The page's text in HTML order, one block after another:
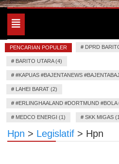
Toggle
navigation
PENCARIAN POPULER # DPRD
# BARITO UTARA (4)
# #KAPUAS #BAJENTANEWS
# LAHEI BARAT (2)
# #ERLINGHAALAND #DORTMUND
# MEDCO ENERGI (1) # SKK MIGAS
Hpn > Legislatif > Hpn